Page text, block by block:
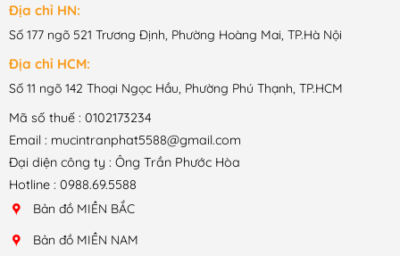
Địa chỉ HN:
Số 177 ngõ 521 Trương Định, Phường Hoàng Mai, TP.Hà Nội
Địa chỉ HCM:
Số 11 ngõ 142 Thoại Ngọc Hầu, Phường Phú Thạnh, TP.HCM
Mã số thuế : 0102173234
Email : mucintranphat5588@gmail.com
Đại diện công ty : Ông Trần Phước Hòa
Hotline : 0988.69.5588
Bản đồ MIỀN BẮC
Bản đồ MIỀN NAM